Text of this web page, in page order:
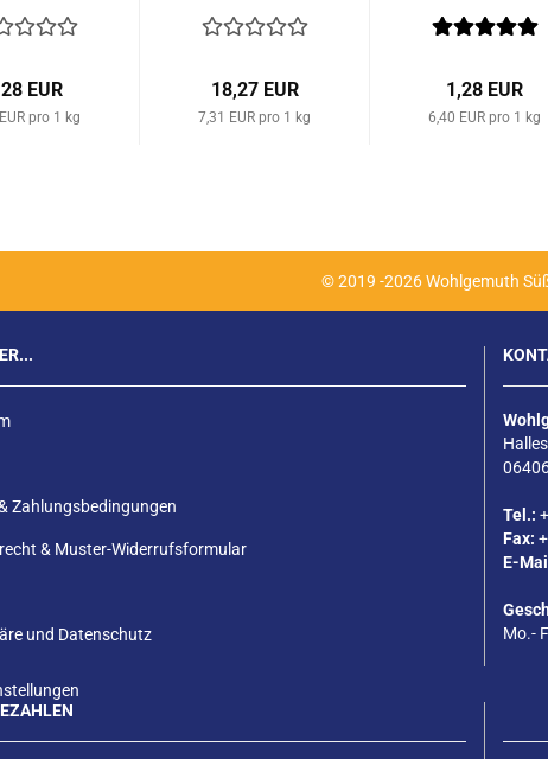
EUR
pro 1 kg
18,27 EUR
7,31 EUR pro 1 kg
1,28 EUR
6,40 EUR pro 1 kg
© 2019 -2026 Wohlgemuth
Zahlungsbedingungen
& Muster-Widerrufsformular
und Datenschutz
Tel.:
Fax:
E-
Mo.-